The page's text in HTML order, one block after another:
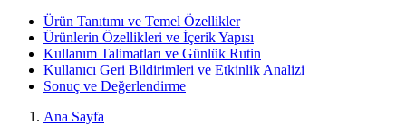
Ürün Tanıtımı ve Temel Özellikler
Ürünlerin Özellikleri ve İçerik Yapısı
Kullanım Talimatları ve Günlük Rutin
Kullanıcı Geri Bildirimleri ve Etkinlik Analizi
Sonuç ve Değerlendirme
Ana Sayfa